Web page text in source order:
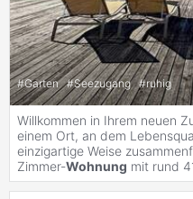
#Garten #Seezugang #ruhig
Willkommen in Ihrem neuen
einem Ort, an dem
einzigartige Weise
Zimmer-Wohnung mit rund